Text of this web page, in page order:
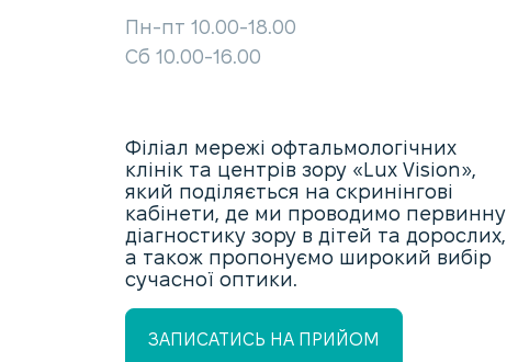
Пн-пт 10.00-18.00
Сб 10.00-16.00
Філіал мережі офтальмологічних
клінік та центрів зору «Lux Vision»,
який поділяється на скринінгові
кабінети, де ми проводимо первинну
діагностику зору в дітей та дорослих,
а також пропонуємо широкий вибір
сучасної оптики.
ЗАПИСАТИСЬ НА ПРИЙОМ